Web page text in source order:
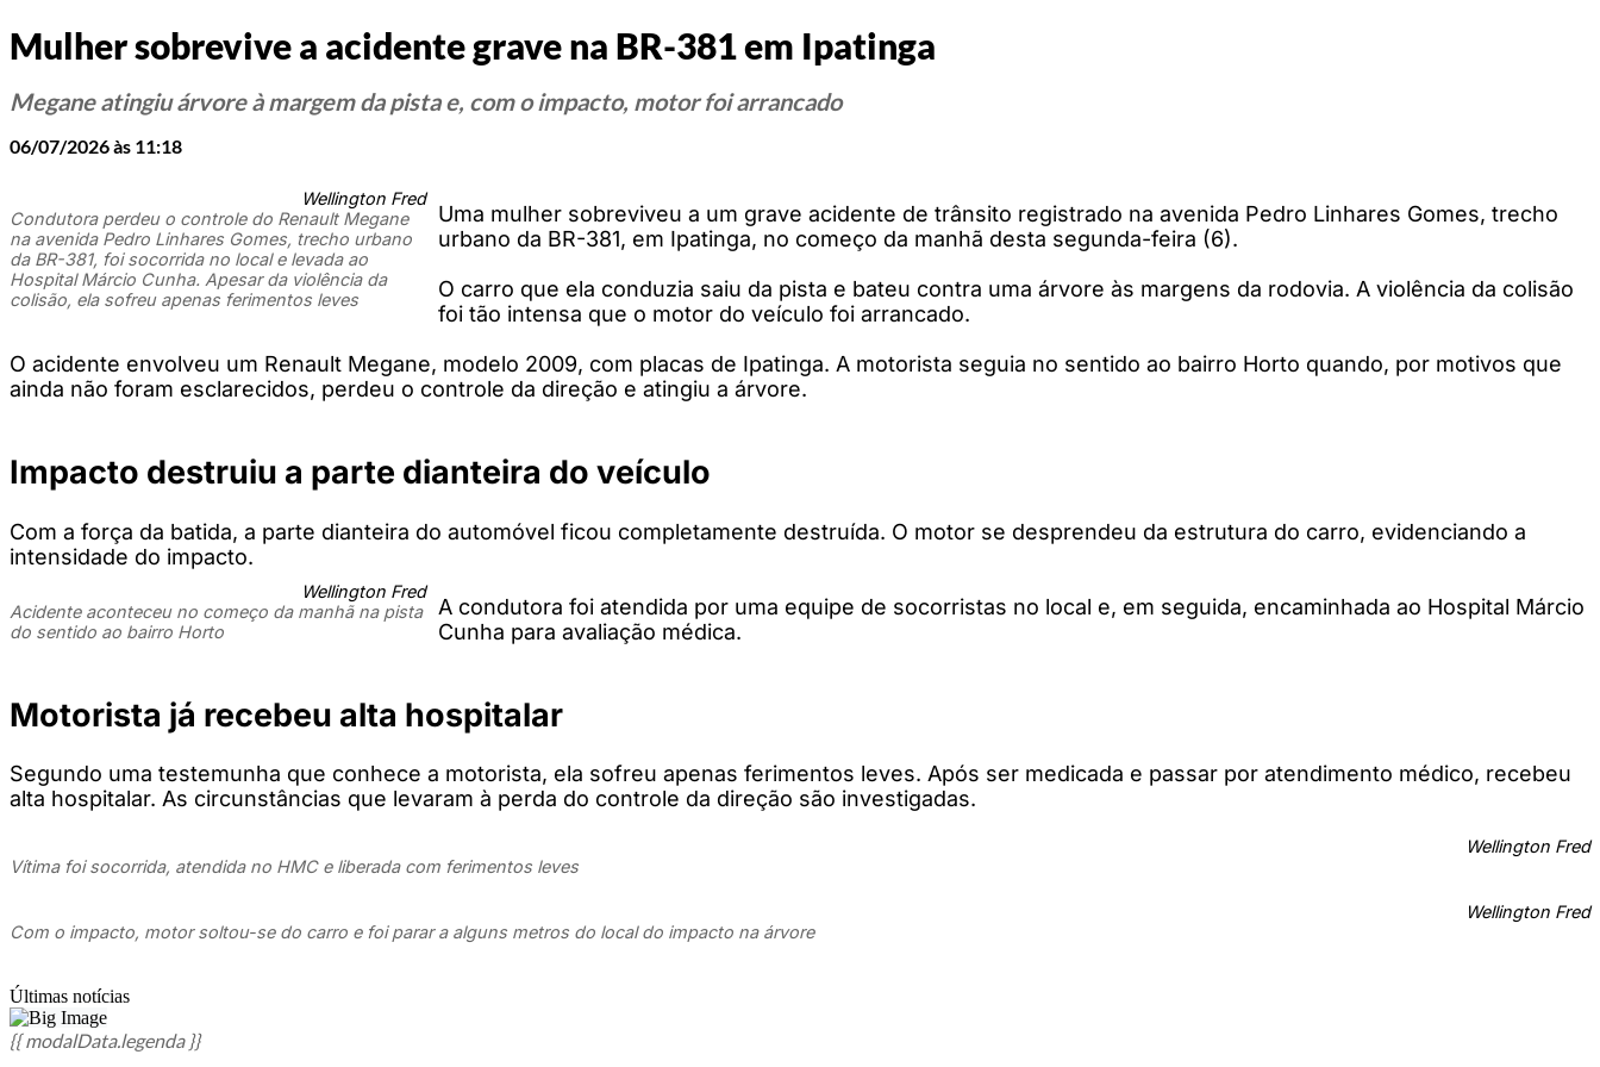
Mulher sobrevive a acidente grave na BR-381 em Ipatinga
Megane atingiu árvore à margem da pista e, com o impacto, motor foi arrancado
06/07/2026 às 11:18
Wellington Fred
Condutora perdeu o controle do Renault Megane
na avenida Pedro Linhares Gomes, trecho urbano
da BR-381, foi socorrida no local e levada ao
Hospital Márcio Cunha. Apesar da violência da
colisão, ela sofreu apenas ferimentos leves
Uma mulher sobreviveu a um grave acidente de trânsito registrado na avenida Pedro Linhares Gomes, trecho
urbano da BR-381, em Ipatinga, no começo da manhã desta segunda-feira (6).
O carro que ela conduzia saiu da pista e bateu contra uma árvore às margens da rodovia. A violência da colisão
foi tão intensa que o motor do veículo foi arrancado.
O acidente envolveu um Renault Megane, modelo 2009, com placas de Ipatinga. A motorista seguia no sentido ao bairro Horto quando, por motivos que
ainda não foram esclarecidos, perdeu o controle da direção e atingiu a árvore.
Impacto destruiu a parte dianteira do veículo
Com a força da batida, a parte dianteira do automóvel ficou completamente destruída. O motor se desprendeu da estrutura do carro, evidenciando a
intensidade do impacto.
Wellington Fred
Acidente aconteceu no começo da manhã na pista
do sentido ao bairro Horto
A condutora foi atendida por uma equipe de socorristas no local e, em seguida, encaminhada ao Hospital Márcio
Cunha para avaliação médica.
Motorista já recebeu alta hospitalar
Segundo uma testemunha que conhece a motorista, ela sofreu apenas ferimentos leves. Após ser medicada e passar por atendimento médico, recebeu
alta hospitalar. As circunstâncias que levaram à perda do controle da direção são investigadas.
Wellington Fred
Vítima foi socorrida, atendida no HMC e liberada com ferimentos leves
Wellington Fred
Com o impacto, motor soltou-se do carro e foi parar a alguns metros do local do impacto na árvore
Últimas notícias
{{ modalData.legenda }}